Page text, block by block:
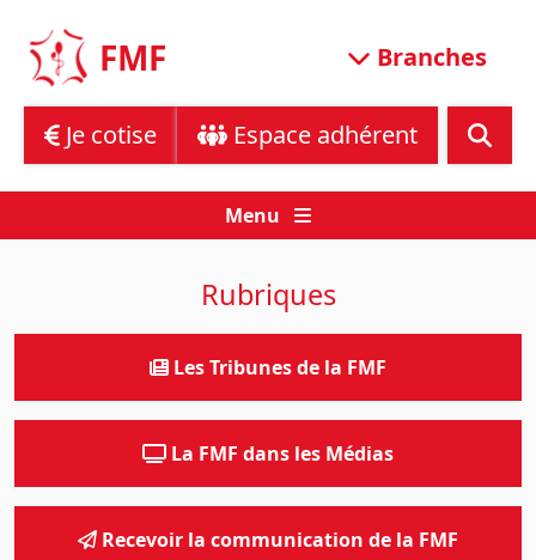
content
FMF Branches
Je cotise Espace adhérent
Menu
Rubriques
Les Tribunes de la FMF
La FMF dans les Médias
Recevoir la communication de la FMF